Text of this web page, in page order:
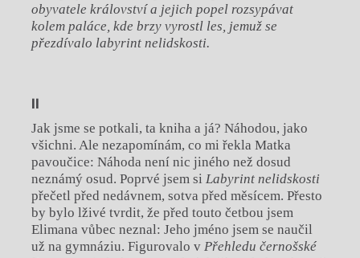
obyvatele království a jejich popel rozsypávat
kolem paláce, kde brzy vyrostl les, jemuž se
přezdívalo labyrint nelidskosti.
II
Jak jsme se potkali, ta kniha a já? Náhodou, jako
všichni. Ale nezapomínám, co mi řekla Matka
pavoučice: Náhoda není nic jiného než dosud
neznámý osud. Poprvé jsem si Labyrint nelidskosti
přečetl před nedávnem, sotva před měsícem. Přesto
by bylo lživé tvrdit, že před touto četbou jsem
Elimana vůbec neznal: Jeho jméno jsem se naučil
už na gymnáziu. Figurovalo v Přehledu černošské